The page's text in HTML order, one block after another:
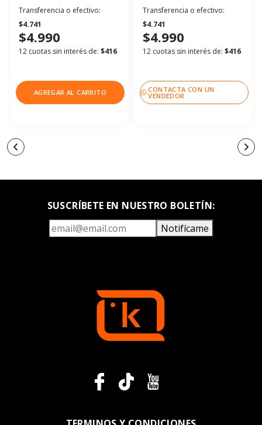
Transferencia o efectivo:
$4.741
$4.990
12 cuotas sin interés de: $416
AGREGAR AL CARRITO
Transferencia o efectivo:
$4.741
$4.990
12 cuotas sin interés de: $416
CONTACTA CON UN
VENDEDOR
SUSCRÍBETE EN NUESTRO BOLETÍN:
Notifícame